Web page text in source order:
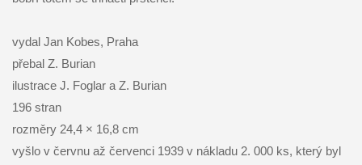
vydal Jan Kobes, Praha
přebal Z. Burian
ilustrace J. Foglar a Z. Burian
196 stran
rozměry 24,4 × 16,8 cm
vyšlo v červnu až červenci 1939 v nákladu 2. 000 ks, který byl